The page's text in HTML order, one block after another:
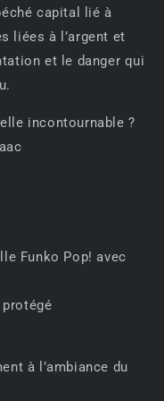
capital lié à
liées à l’argent et
et le danger qui
incontournable ?
Funko Pop! avec
à l’ambiance du